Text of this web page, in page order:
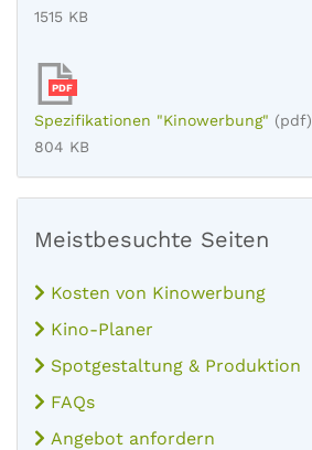
1515 KB
PDF
Spezifikationen "Kinowerbung" (pdf)
804 KB
Meistbesuchte Seiten
Kosten von Kinowerbung
Kino-Planer
Spotgestaltung & Produktion
FAQs
Angebot anfordern